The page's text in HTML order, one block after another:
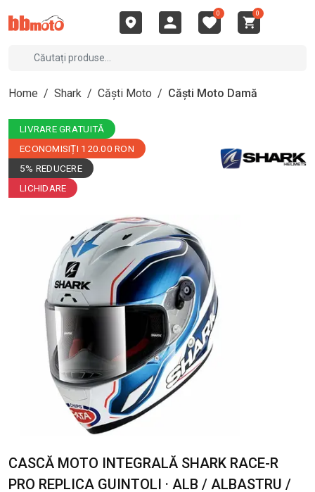
0 0
Home / Shark / Căști Moto / Căști Moto Damă
LIVRARE GRATUITĂ
ECONOMISIȚI 120.00 RON
5% REDUCERE
LICHIDARE
CASCĂ MOTO INTEGRALĂ SHARK RACE-R
PRO REPLICA GUINTOLI · ALB / ALBASTRU /